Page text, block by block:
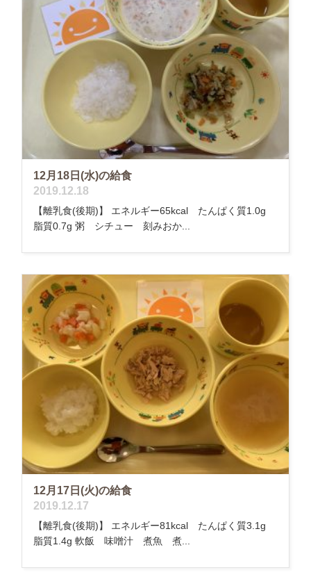
12月18日(水)の給食
2019.12.18
【離乳食(後期)】 エネルギー65kcal たんぱく質1.0g
脂質0.7g 粥 シチュー 刻みおか...
12月17日(火)の給食
2019.12.17
【離乳食(後期)】 エネルギー81kcal たんぱく質3.1g
脂質1.4g 軟飯 味噌汁 煮魚 煮...